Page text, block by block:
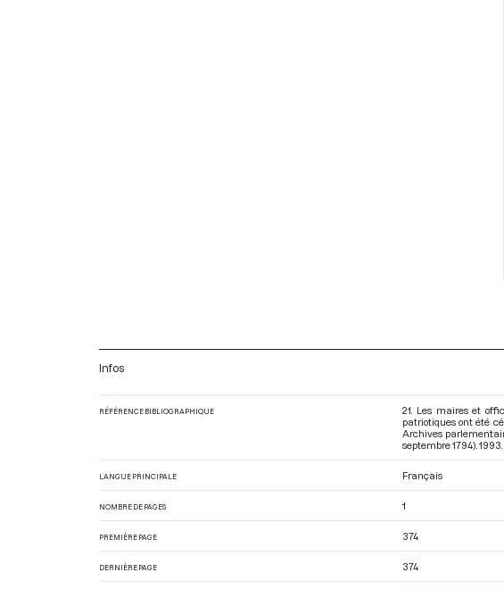
Infos
RÉFÉRENCE BIBLIOGRAPHIQUE
21. Les maires et
patriotiques ont été
Archives
septembre 1794) .
LANGUE PRINCIPALE Français
NOMBRE DE PAGES 1
PREMIÈRE PAGE 374
DERNIÈRE PAGE 374